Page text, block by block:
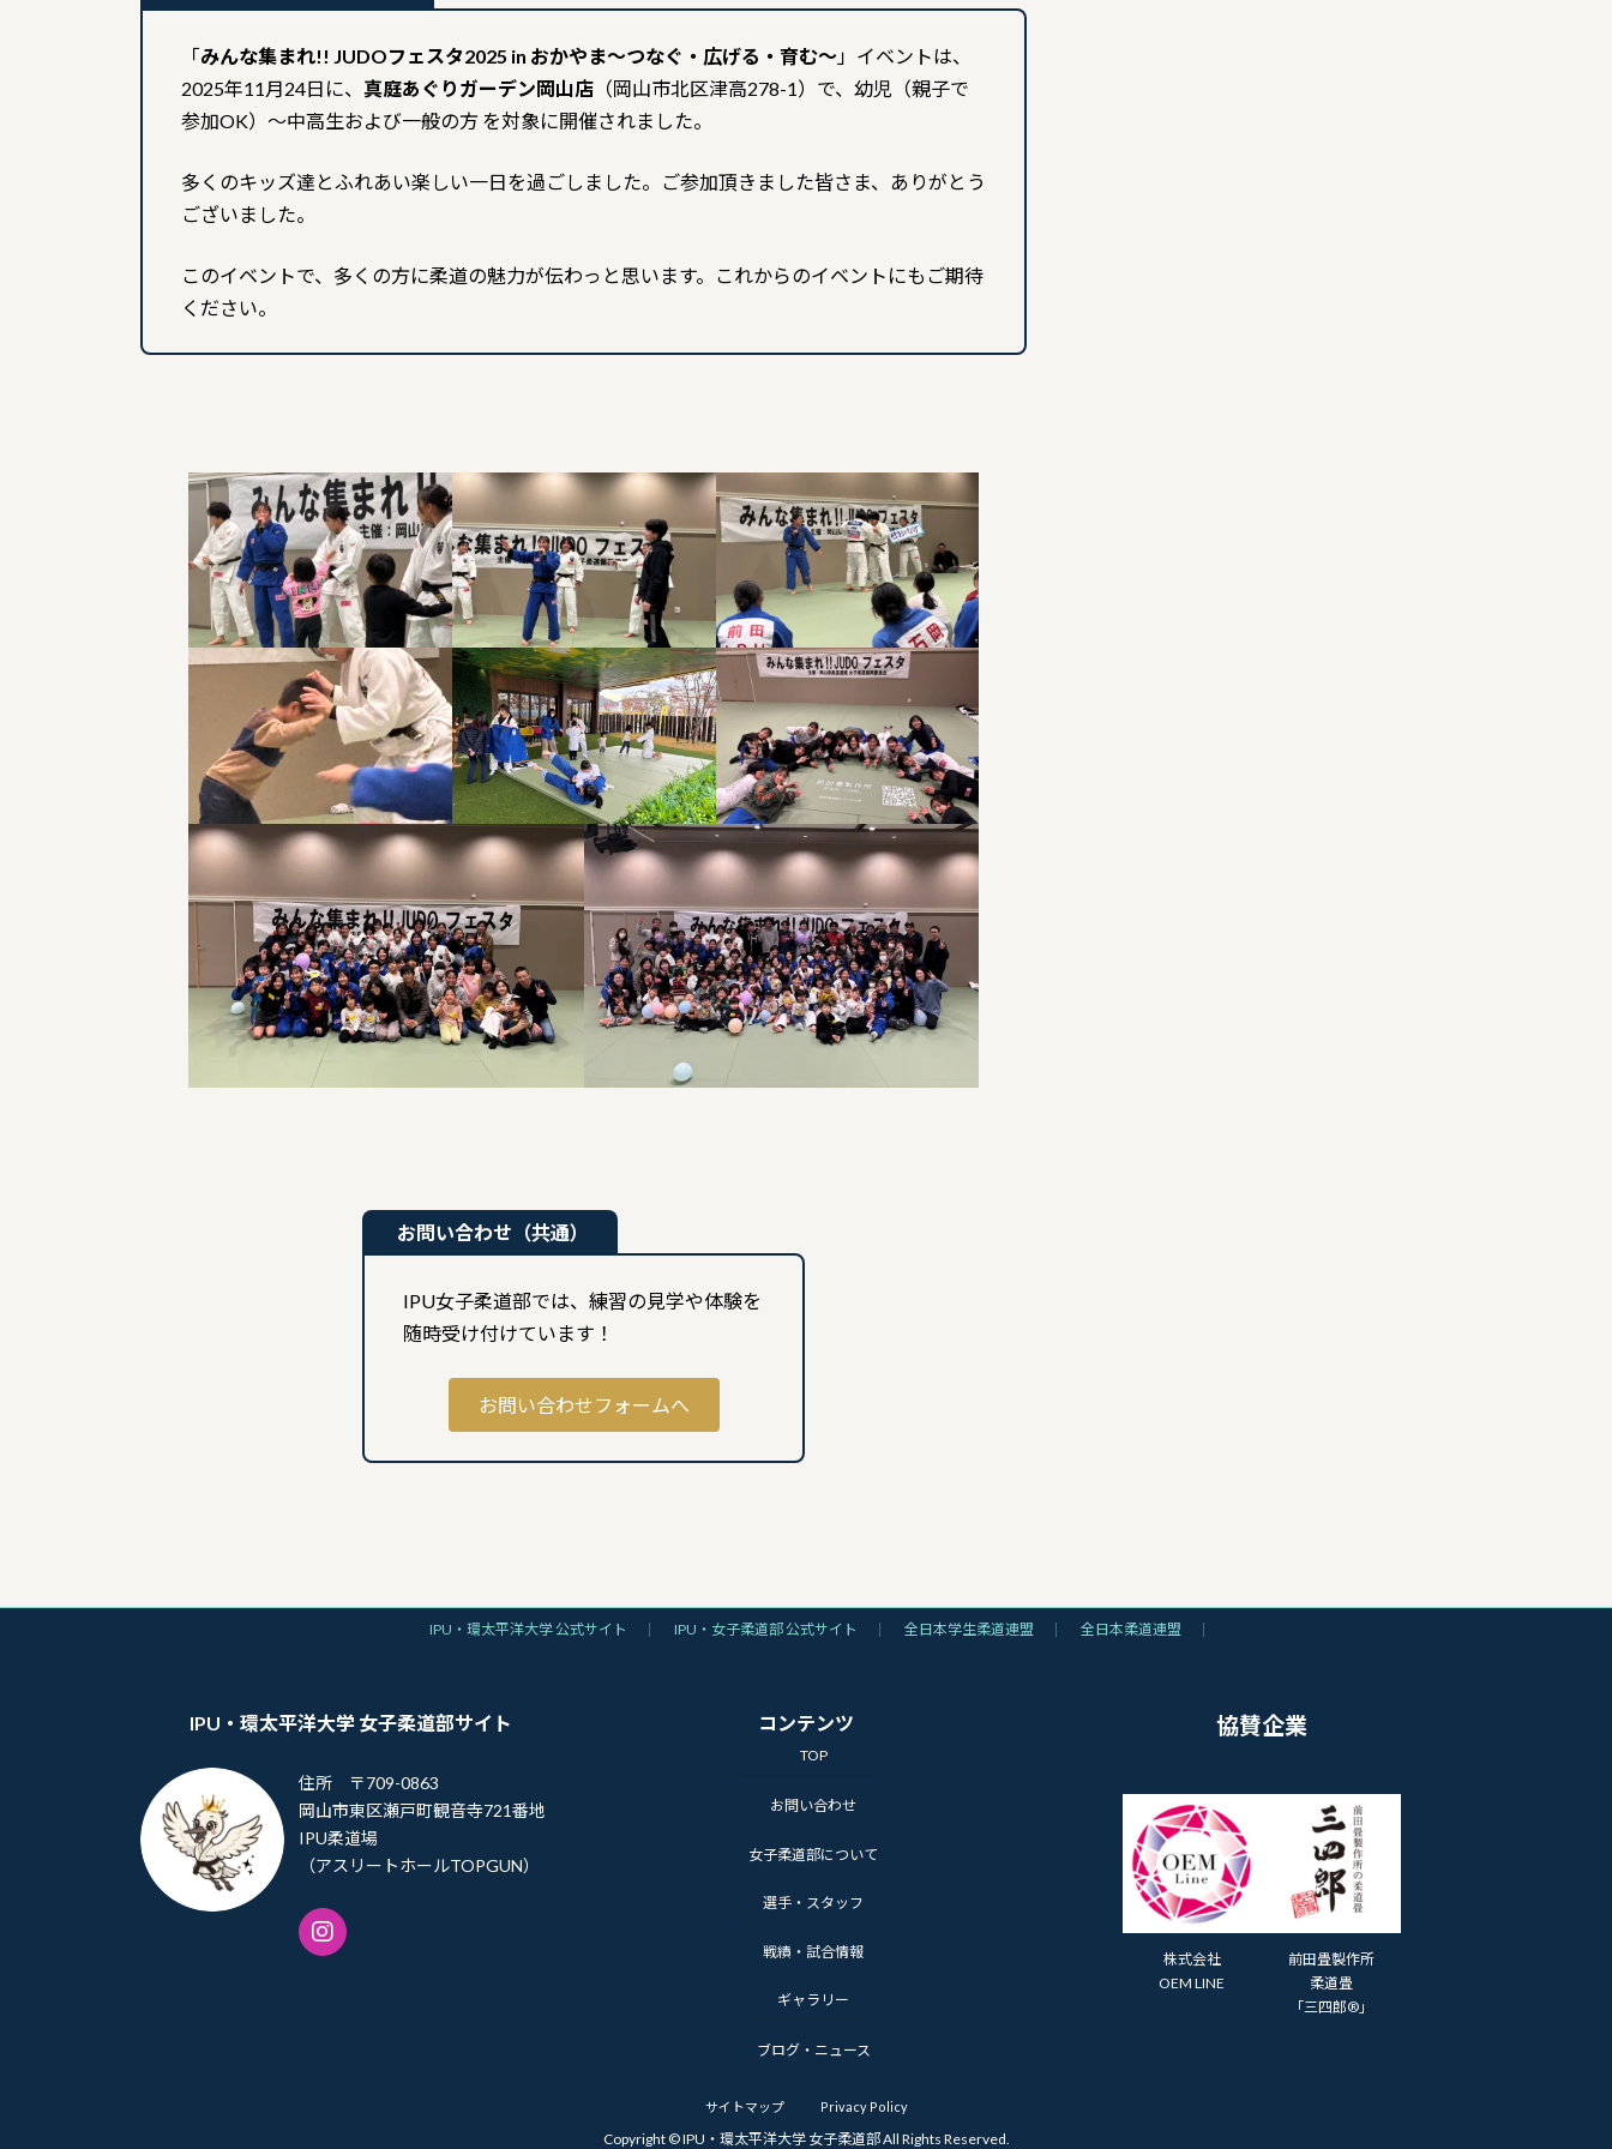
「みんな集まれ!! JUDOフェスタ2025 in おかやま〜つなぐ・広げる・育む〜 」イベントは、
2025年11月24日に、 真庭あぐりガーデン岡山店 （岡山市北区津高278-1）で、幼児（親子で
参加OK）〜中高生および一般の方 を対象に開催されました。
多くのキッズ達とふれあい楽しい一日を過ごしました。ご参加頂きました皆さま、ありがとう
ございました。
このイベントで、多くの方に柔道の魅力が伝わっと思います。これからのイベントにもご期待
ください。
お問い合わせ（共通）
IPU女子柔道部では、練習の見学や体験を
随時受け付けています！
お問い合わせフォームへ
IPU・環太平洋大学 公式サイト IPU・女子柔道部 公式サイト 全日本学生柔道連盟 全日本柔道連盟
IPU・環太平洋大学 女子柔道部サイト
住所 〒709-0863
岡山市東区瀬戸町観音寺721番地
IPU柔道場
（アスリートホールTOPGUN）
コンテンツ
TOP
お問い合わせ
女子柔道部について
選手・スタッフ
戦績・試合情報
ギャラリー
ブログ・ニュース
協賛企業
株式会社
OEM LINE
前田畳製作所
柔道畳
「三四郎®」
サイトマップ Privacy Policy
Copyright © IPU・環太平洋大学 女子柔道部 All Rights Reserved.